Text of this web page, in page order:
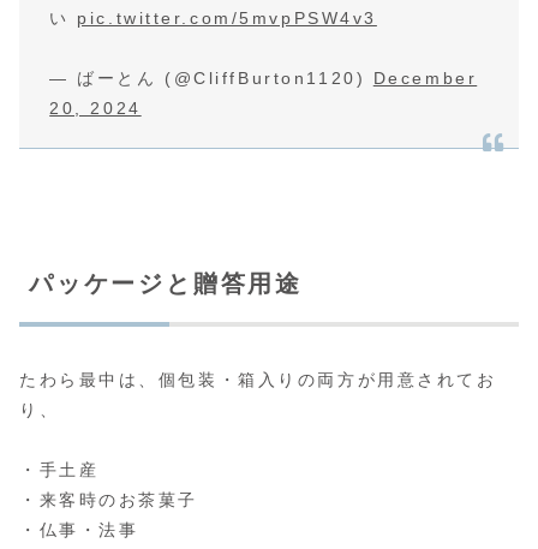
い pic.twitter.com/5mvpPSW4v3
— ばーとん (@CliffBurton1120) December
20, 2024
パッケージと贈答用途
たわら最中は、個包装・箱入りの両方が用意されてお
り、
・手土産
・来客時のお茶菓子
・仏事・法事